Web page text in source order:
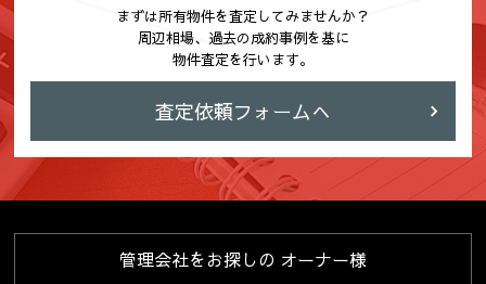
(7) 防犯のための監視カメラの画像
(8) 名刺交換などで取得した取引先様の個人情報は、業務連絡・業
務依頼・業務に関連する情報提供のために使用します。
(9) 入社希望者の個人情報は入社希望者への情報提供、連絡・採用
業務管理のため、入社後は従業員の人事管理の目的のために使
用します。退職した従業員の情報は、在職中に管理していた情
報の開示等の申し出があった場合、その回答のため利用しま
す。
２．個人情報の委託
まずは所有物件を査定してみませんか？
周辺相場、過去の成約事例を基に
物件査定を行います。
査定依頼フォームへ
管理会社をお探しの オーナー様